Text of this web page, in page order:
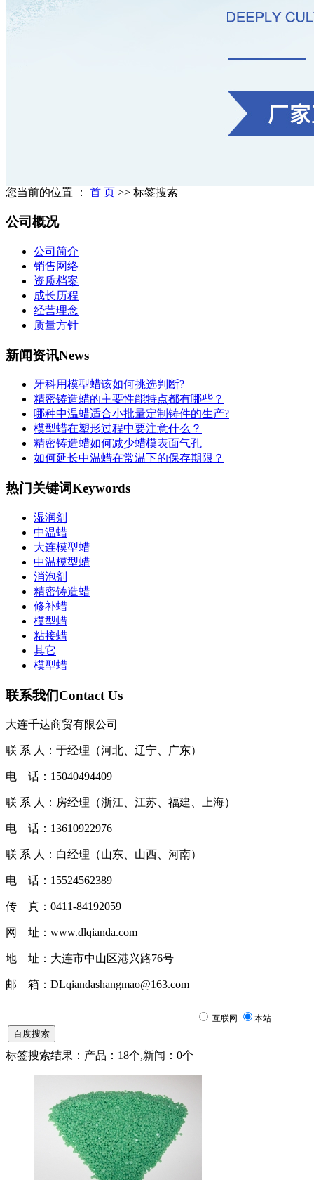
您当前的位置 ： 首 页 >> 标签搜索
公司概况
公司简介
销售网络
资质档案
成长历程
经营理念
质量方针
新闻资讯News
牙科用模型蜡该如何挑选判断?
精密铸造蜡的主要性能特点都有哪些？
哪种中温蜡适合小批量定制铸件的生产?
模型蜡在塑形过程中要注意什么？
精密铸造蜡如何减少蜡模表面气孔
如何延长中温蜡在常温下的保存期限？
热门关键词Keywords
湿润剂
中温蜡
大连模型蜡
中温模型蜡
消泡剂
精密铸造蜡
修补蜡
模型蜡
粘接蜡
其它
​模型蜡
联系我们Contact Us
大连千达商贸有限公司
联 系 人：于经理（河北、辽宁、广东）
电 话：15040494409
联 系 人：房经理（浙江、江苏、福建、上海）
电 话：13610922976
联 系 人：白经理（山东、山西、河南）
电 话：15524562389
传 真：0411-84192059
网 址：www.dlqianda.com
地 址：大连市中山区港兴路76号
邮 箱：DLqiandashangmao@163.com
互联网 本站
标签搜索结果：产品：18个,新闻：0个